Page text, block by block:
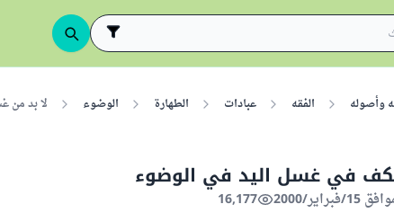
وأصوله الفقه عبادات الطهارة الوضوء لا بد من
في غسل اليد في الوضوء
16,177